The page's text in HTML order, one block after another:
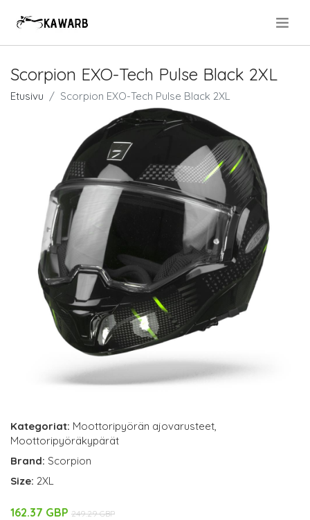
Scorpion EXO-Tech Pulse Black 2XL
Etusivu Scorpion EXO-Tech Pulse Black 2XL
Kategoriat: Moottoripyörän ajovarusteet,
Moottoripyöräkypärät
Brand: Scorpion
Size: 2XL
162.37 GBP 249.29 GBP